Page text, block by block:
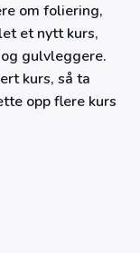
om foliering,
et nytt kurs,
gulvleggere.
kurs, så ta
opp flere kurs